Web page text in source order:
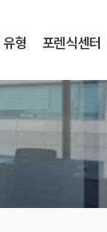
형 포렌식센터